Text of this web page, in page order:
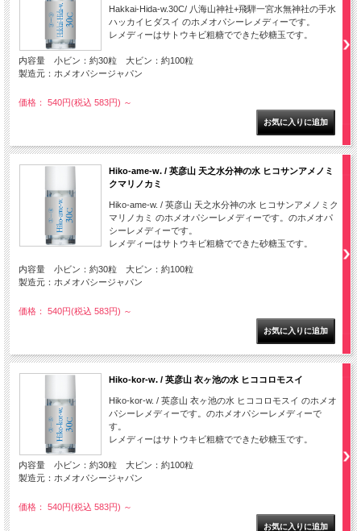
Hakkai-Hida-w.30C/ 八海山神社+飛騨一宮水無神社の手水
ハッカイヒダスイ のホメオパシーレメディーです。
レメディーはサトウキビ粗糖でできた砂糖玉です。
内容量 小ビン：約30粒 大ビン：約100粒
製造元：ホメオパシージャパン
価格： 540円(税込 583円) ～
Hiko-ame-w. / 英彦山 天之水分神の水 ヒコサンアメノミ
クマリノカミ
Hiko-ame-w. / 英彦山 天之水分神の水 ヒコサンアメノミク
マリノカミ のホメオパシーレメディーです。のホメオパ
シーレメディーです。
レメディーはサトウキビ粗糖でできた砂糖玉です。
内容量 小ビン：約30粒 大ビン：約100粒
製造元：ホメオパシージャパン
価格： 540円(税込 583円) ～
Hiko-kor-w. / 英彦山 衣ヶ池の水 ヒココロモスイ
Hiko-kor-w. / 英彦山 衣ヶ池の水 ヒココロモスイ のホメオ
パシーレメディーです。のホメオパシーレメディーで
す。
レメディーはサトウキビ粗糖でできた砂糖玉です。
内容量 小ビン：約30粒 大ビン：約100粒
製造元：ホメオパシージャパン
価格： 540円(税込 583円) ～